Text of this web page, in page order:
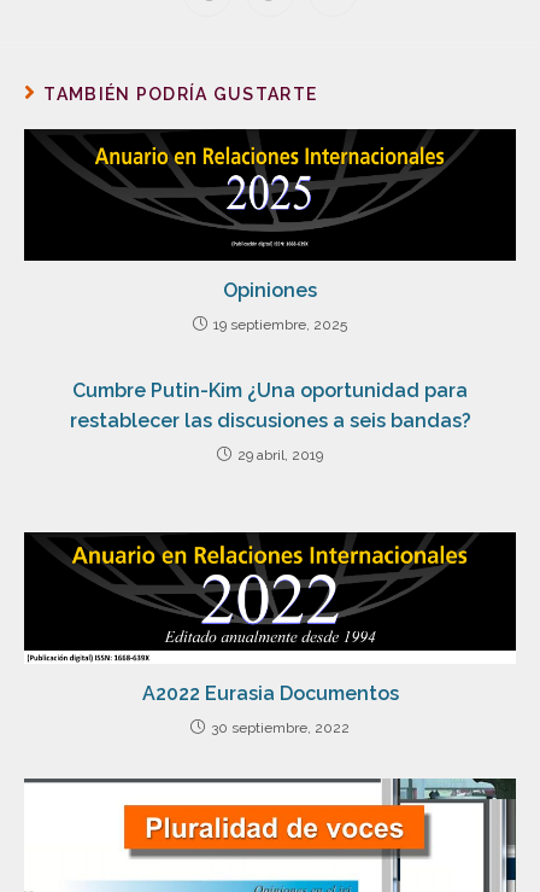
TAMBIÉN PODRÍA GUSTARTE
Opiniones
19 septiembre, 2025
Cumbre Putin-Kim ¿Una oportunidad para
restablecer las discusiones a seis bandas?
29 abril, 2019
A2022 Eurasia Documentos
30 septiembre, 2022